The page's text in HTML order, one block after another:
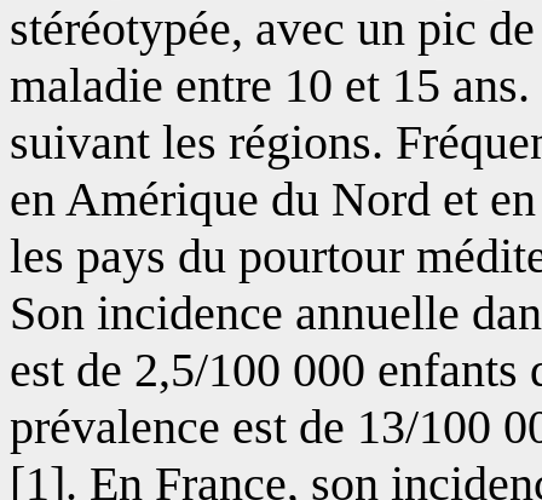
stéréotypée, avec un pic
maladie entre 10 et 15
suivant les régions.
en Amérique du Nord et
les pays du pourtour
Son incidence annuelle
est de 2,5/100 000 enfants
prévalence est de 13/100
[1]. En France, son